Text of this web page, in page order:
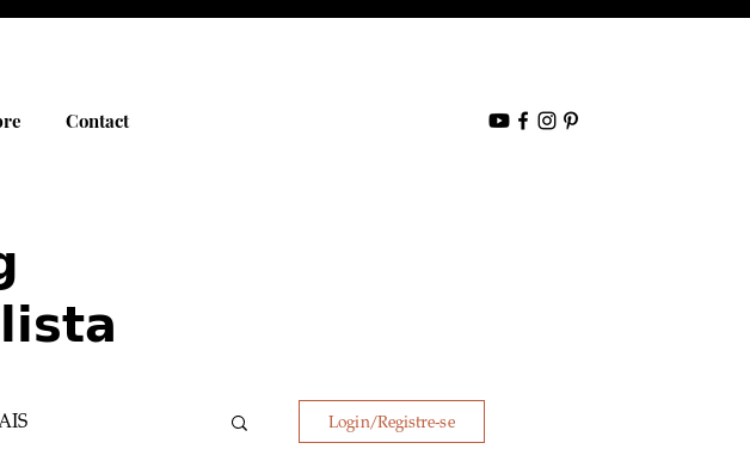
Contact
Login/Registre-se